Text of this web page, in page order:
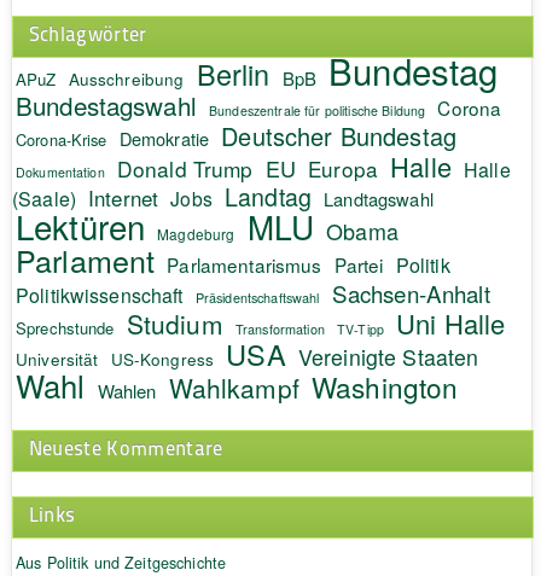
Schlagwörter
APuZ Ausschreibung Berlin BpB Bundestag
Bundestagswahl Bundeszentrale für politische Bildung Corona
Corona-Krise Demokratie Deutscher Bundestag
Dokumentation Donald Trump EU Europa Halle Halle
(Saale) Internet Jobs Landtag Landtagswahl
Lektüren Magdeburg MLU Obama
Parlament Parlamentarismus Partei Politik
Politikwissenschaft Präsidentschaftswahl Sachsen-Anhalt
Sprechstunde Studium Transformation TV-Tipp Uni Halle
Universität US-Kongress USA Vereinigte Staaten
Wahl Wahlen Wahlkampf Washington
Neueste Kommentare
Links
Aus Politik und Zeitgeschichte